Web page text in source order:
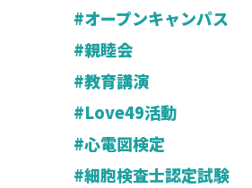
#オープンキャンパス
#親睦会
#教育講演
#Love49活動
#心電図検定
#細胞検査士認定試験